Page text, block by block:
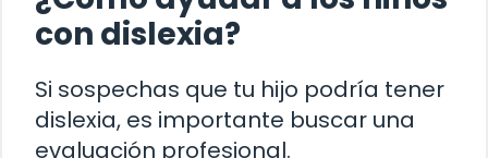
con dislexia?
Si sospechas que tu hijo podría tener
dislexia, es importante buscar una
evaluación profesional.